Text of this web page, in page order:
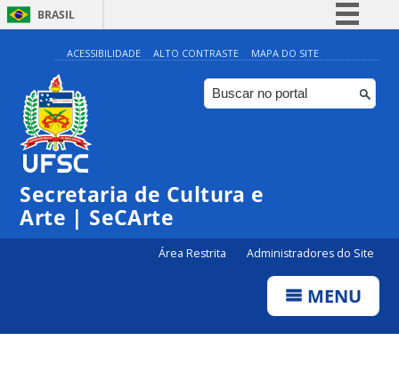
BRASIL
Simplifique!
Comunica BR
Participe
ACESSIBILIDADE ALTO CONTRASTE MAPA DO SITE
Secretaria de Cultura e
Arte | SeCArte
Área Restrita Administradores do Site
MENU